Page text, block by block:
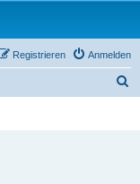
Anmelden
Registrieren